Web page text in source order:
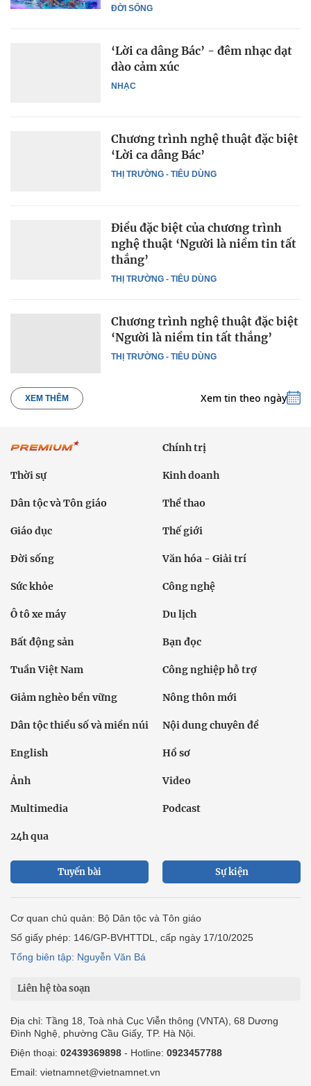
ĐỜI SỐNG
NHẠC
‘Lời ca dâng Bác’ - đêm nhạc dạt
dào cảm xúc
THỊ TRƯỜNG - TIÊU DÙNG
Chương trình nghệ thuật đặc biệt
‘Lời ca dâng Bác’
THỊ TRƯỜNG - TIÊU DÙNG
Điều đặc biệt của chương trình
nghệ thuật ‘Người là niềm tin tất
thắng’
THỊ TRƯỜNG - TIÊU DÙNG
Chương trình nghệ thuật đặc biệt
‘Người là niềm tin tất thắng’
XEM THÊM Xem tin theo ngày
Chính trị
Thời sự Kinh doanh
Dân tộc và Tôn giáo Thể thao
Giáo dục Thế giới
Đời sống Văn hóa - Giải trí
Sức khỏe Công nghệ
Ô tô xe máy Du lịch
Bất động sản Bạn đọc
Tuần Việt Nam Công nghiệp hỗ trợ
Giảm nghèo bền vững Nông thôn mới
Dân tộc thiểu số và miền núi Nội dung chuyên đề
English Hồ sơ
Ảnh Video
Multimedia Podcast
24h qua
Tuyến bài Sự kiện
Cơ quan chủ quản: Bộ Dân tộc và Tôn giáo
Số giấy phép: 146/GP-BVHTTDL, cấp ngày 17/10/2025
Tổng biên tập: Nguyễn Văn Bá
Liên hệ tòa soạn
Địa chỉ: Tầng 18, Toà nhà Cục Viễn thông (VNTA), 68 Dương
Đình Nghệ, phường Cầu Giấy, TP. Hà Nội.
Điện thoại: 02439369898 - Hotline: 0923457788
Email: vietnamnet@vietnamnet.vn